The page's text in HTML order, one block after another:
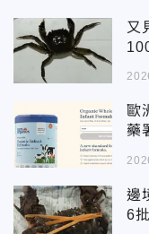
又
歐
藥
邊
6